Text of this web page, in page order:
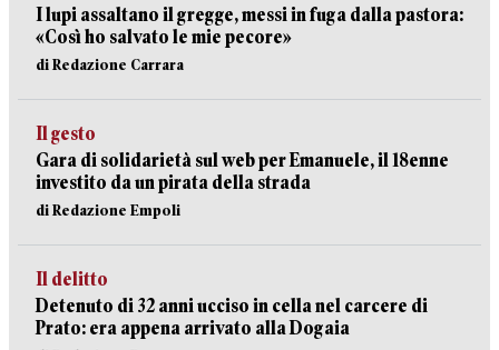
I lupi assaltano il gregge, messi in fuga dalla pastora:
«Così ho salvato le mie pecore»
di Redazione Carrara
Il gesto
Gara di solidarietà sul web per Emanuele, il 18enne
investito da un pirata della strada
di Redazione Empoli
Il delitto
Detenuto di 32 anni ucciso in cella nel carcere di
Prato: era appena arrivato alla Dogaia